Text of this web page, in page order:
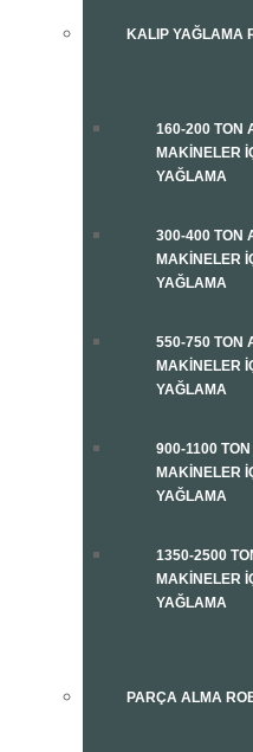
KALIP YAĞLAMA
160-200 TON
MAKINELER
YAĞLAMA
300-400 TON
MAKINELER
YAĞLAMA
550-750 TON
MAKINELER
YAĞLAMA
900-1100 TON
MAKINELER
YAĞLAMA
1350-2500
MAKINELER
YAĞLAMA
PARÇA ALMA